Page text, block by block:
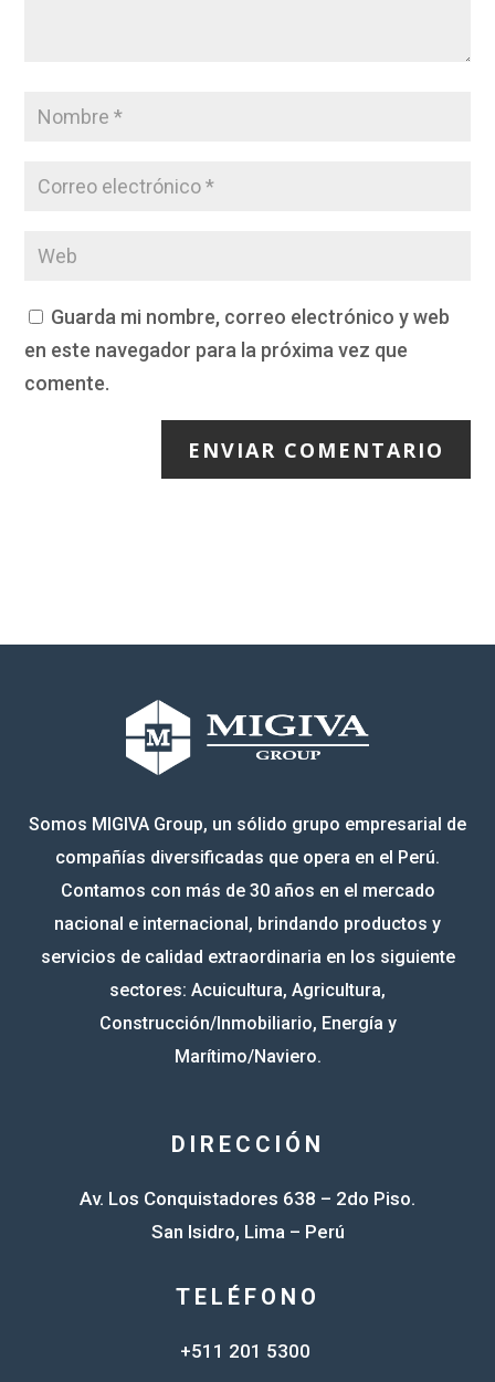
Guarda mi nombre, correo electrónico y web
en este navegador para la próxima vez que
comente.
ENVIAR COMENTARIO
Somos MIGIVA Group, un sólido grupo empresarial de
compañías diversificadas que opera en el Perú.
Contamos con más de 30 años en el mercado
nacional e internacional, brindando productos y
servicios de calidad extraordinaria en los siguiente
sectores: Acuicultura, Agricultura,
Construcción/Inmobiliario, Energía y
Marítimo/Naviero.
DIRECCIÓN
Av. Los Conquistadores 638 – 2do Piso.
San Isidro, Lima – Perú
TELÉFONO
+511 201 5300